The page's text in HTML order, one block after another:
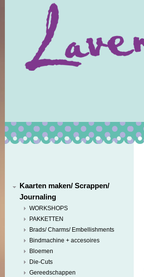
Kaarten maken/ Scrappen/
Journaling
WORKSHOPS
PAKKETTEN
Brads/ Charms/ Embellishments
Bindmachine + accesoires
Bloemen
Die-Cuts
Gereedschappen